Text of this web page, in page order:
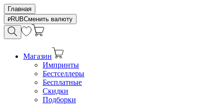
Главная
RUBСменить валюту
Магазин
Импринты
Бестселлеры
Бесплатные
Скидки
Подборки